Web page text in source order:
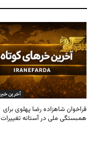
آخرین
فراخوان شاهزاده رضا پهلوی برای
همبستگی ملی در آستانه